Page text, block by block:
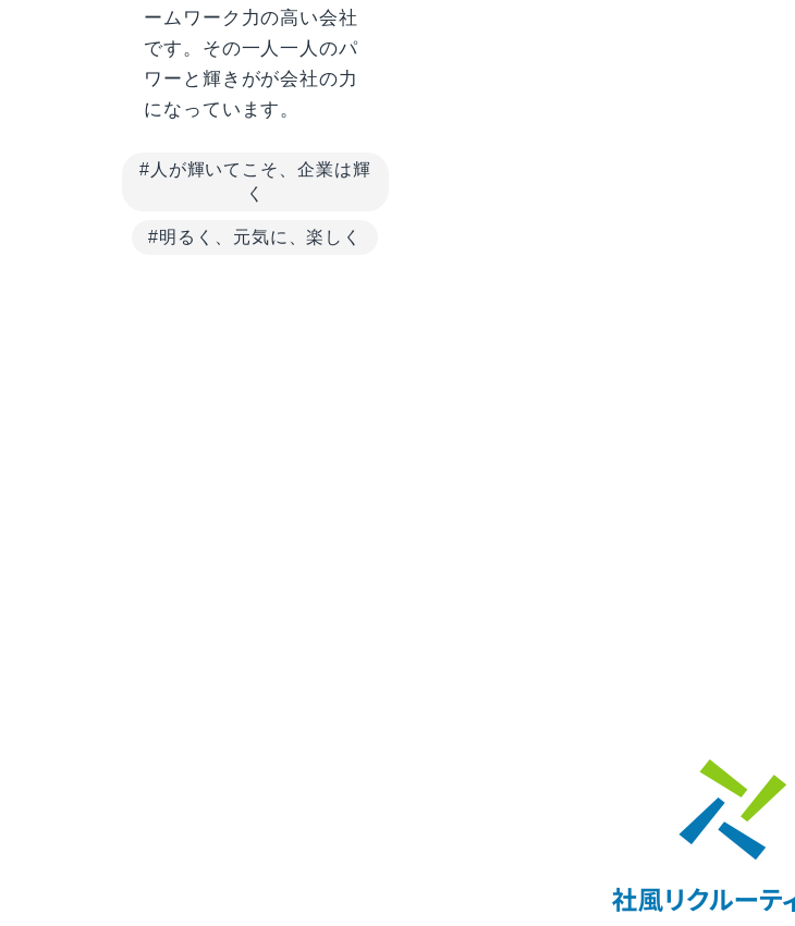
ームワーク力の高い会社
です。その一人一人のパ
ワーと輝きがが会社の力
になっています。
#人が輝いてこそ、企業は輝
く
#明るく、元気に、楽しく